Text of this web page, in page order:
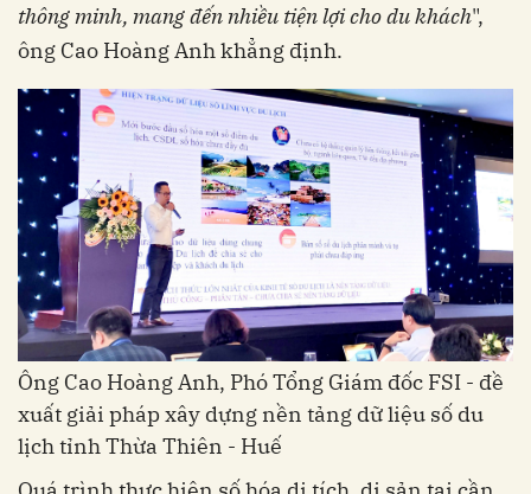
thông minh, mang đến nhiều tiện lợi cho du khách",
ông Cao Hoàng Anh khẳng định.
Ông Cao Hoàng Anh, Phó Tổng Giám đốc FSI - đề
xuất giải pháp xây dựng nền tảng dữ liệu số du
lịch tỉnh Thừa Thiên - Huế